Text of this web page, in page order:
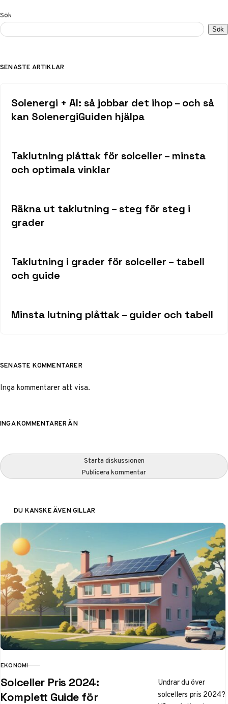
Sök
Sök
SENASTE ARTIKLAR
Solenergi + AI: så jobbar det ihop – och så
kan SolenergiGuiden hjälpa
Taklutning plåttak för solceller – minsta
och optimala vinklar
Räkna ut taklutning – steg för steg i
grader
Taklutning i grader för solceller – tabell
och guide
Minsta lutning plåttak – guider och tabell
SENASTE KOMMENTARER
Inga kommentarer att visa.
INGA KOMMENTARER ÄN
Starta diskussionen
Publicera kommentar
DU KANSKE ÄVEN GILLAR
KATEGORI
EKONOMI
Solceller Pris 2024:
Komplett Guide för
Undrar du över
solcellers pris 2024?